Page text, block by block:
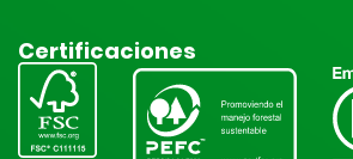
Certificaciones